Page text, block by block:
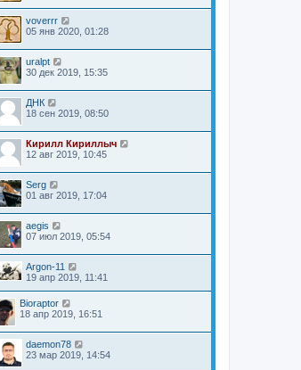
voverrr
05 янв 2020, 01:28
uralpt
30 дек 2019, 15:35
ДНК
18 сен 2019, 08:50
Кирилл Кириллыч
12 авг 2019, 10:45
Serg
01 авг 2019, 17:04
aegis
07 июл 2019, 05:54
Argon-11
19 апр 2019, 11:41
Bioraptor
18 апр 2019, 16:51
daemon78
23 мар 2019, 14:54